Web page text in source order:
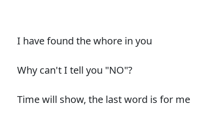
I have found the whore in you
Why can't I tell you "NO"?
Time will show, the last word is for me